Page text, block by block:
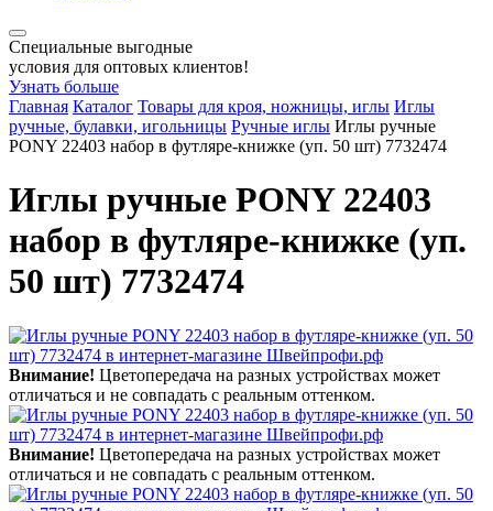
Специальные выгодные
условия для оптовых клиентов!
Узнать больше
Главная Каталог Товары для кроя, ножницы, иглы Иглы
ручные, булавки, игольницы Ручные иглы Иглы ручные
PONY 22403 набор в футляре-книжке (уп. 50 шт) 7732474
Иглы ручные PONY 22403
набор в футляре-книжке (уп.
50 шт) 7732474
Внимание! Цветопередача на разных устройствах может
отличаться и не совпадать с реальным оттенком.
Внимание! Цветопередача на разных устройствах может
отличаться и не совпадать с реальным оттенком.